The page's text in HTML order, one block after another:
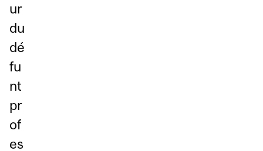
ur
du
dé
fu
nt
pr
of
es